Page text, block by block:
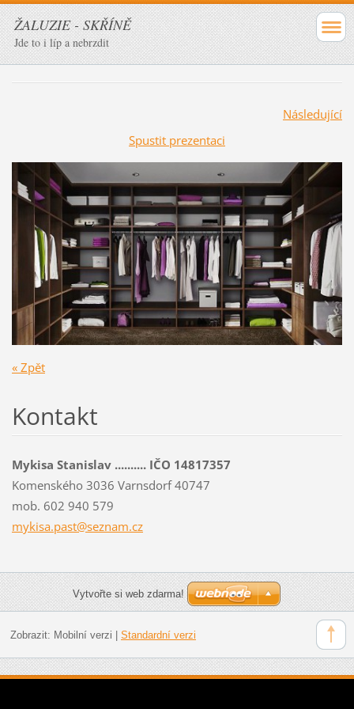
ŽALUZIE - SKŘÍNĚ
Jde to i líp a nebrzdit
Následující
Spustit prezentaci
« Zpět
Kontakt
Mykisa Stanislav .......... IČO 14817357
Komenského 3036 Varnsdorf 40747
mob. 602 940 579
mykisa.past@seznam.cz
Vytvořte si web zdarma!
Zobrazit: Mobilní verzi Standardní verzi